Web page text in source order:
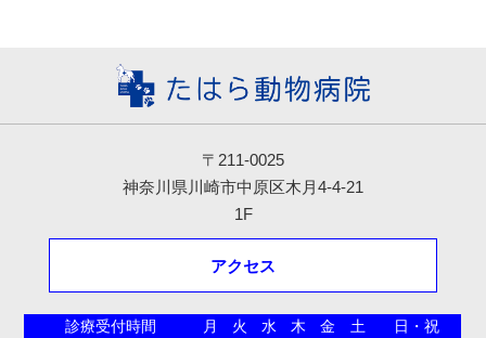
〒211-0025
神奈川県川崎市中原区木月4-4-21
1F
アクセス
診療受付時間 月 火 水 木 金 土
日・祝